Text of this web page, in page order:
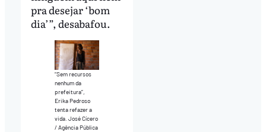
pra desejar ‘bom
dia’”, desabafou.
“Sem recursos
nenhum da
prefeitura”,
Erika Pedroso
tenta refazer a
vida. José Cícero
/ Agência Pública